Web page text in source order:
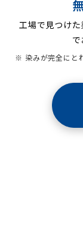
工場で見つけ
※ 染みが完全にと